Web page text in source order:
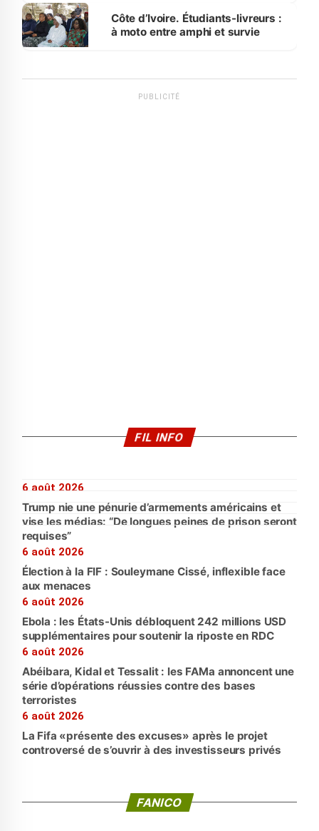
Côte d’Ivoire. Étudiants-livreurs :
à moto entre amphi et survie
PUBLICITÉ
FIL INFO
6 août 2026
Trump nie une pénurie d’armements américains et
vise les médias: “De longues peines de prison seront
requises”
6 août 2026
Élection à la FIF : Souleymane Cissé, inflexible face
aux menaces
6 août 2026
Ebola : les États-Unis débloquent 242 millions USD
supplémentaires pour soutenir la riposte en RDC
6 août 2026
Abéibara, Kidal et Tessalit : les FAMa annoncent une
série d’opérations réussies contre des bases
terroristes
6 août 2026
La Fifa «présente des excuses» après le projet
controversé de s’ouvrir à des investisseurs privés
FANICO